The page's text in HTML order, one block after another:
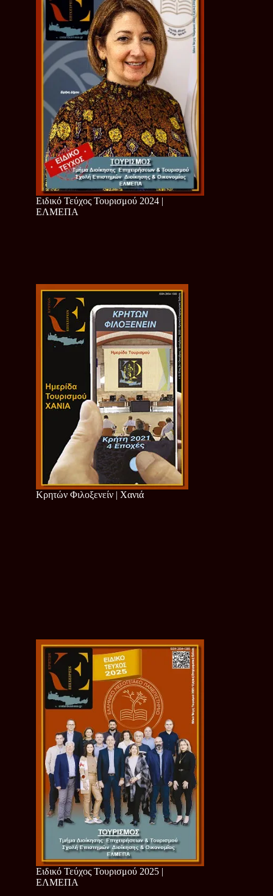
Ειδικό Τεύχος Τουρισμού 2024 |
ΕΛΜΕΠΑ
Κρητών Φιλοξενείν | Χανιά
Ειδικό Τεύχος Τουρισμού 2025 |
ΕΛΜΕΠΑ